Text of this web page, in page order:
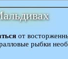
от
рыбки